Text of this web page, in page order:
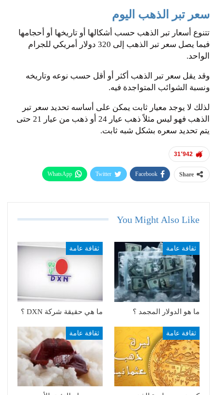
سعر تبر الذهب اليوم
تتنوع أسعار تبر الذهب حسب أشكالها أو تاريخها أو أحجامها
فيما يصل سعر تبر الذهب إلى 320 دولار أمريكي للجرام
الواحد.
وقد يقل سعر تبر الذهب أكثر أو أقل حسب نوعه وتاريخه
ونسبة الشوائب المتواجدة فيه.
لذلك لا يوجد معيار ثابت يمكن على أساسه تحديد سعر تبر
الذهب فهو ليس مثلاً ذهب عيار 24 أو ذهب من عيار 21 حتى
يتم تحديد سعره بشكل شبه ثابت.
31٬942
Share
Facebook
Twitter
WhatsApp
You Might Also Like
ثقافة عامة
ما هو الدولار المجمد ؟
ثقافة عامة
ما هي حقيقة شركة DXN ؟
ثقافة عامة ثقافة عامة